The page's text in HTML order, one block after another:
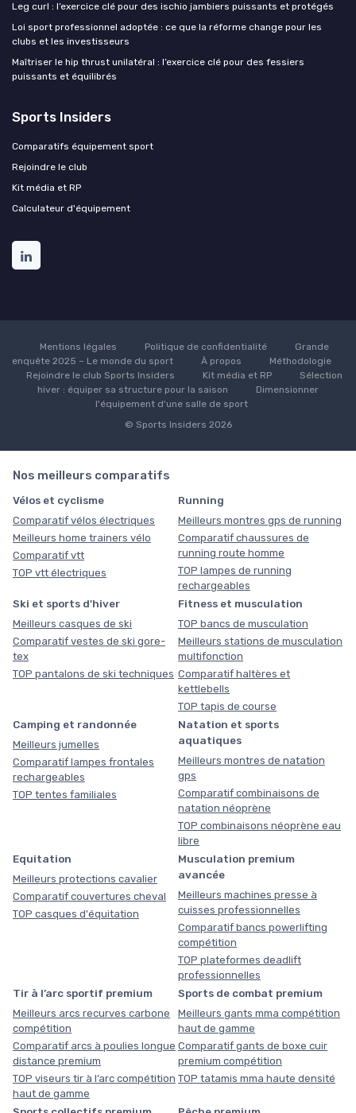
Leg curl : l’exercice clé pour des ischio jambiers puissants et protégés
Loi sport professionnel adoptée : ce que la réforme change pour les
clubs et les investisseurs
Maîtriser le hip thrust unilatéral : l’exercice clé pour des fessiers
puissants et équilibrés
Sports Insiders
Comparatifs équipement sport
Rejoindre le club
Kit média et RP
Calculateur d'équipement
Mentions légales Politique de confidentialité
Grande
enquête 2025 – Le monde du sport
À propos
Méthodologie
Rejoindre le club Sports Insiders
Kit média et RP
Sélection
hiver : équiper sa structure pour la saison
Dimensionner
l'équipement d'une salle de sport
© Sports Insiders 2026
Nos meilleurs comparatifs
Vélos et cyclisme
Comparatif vélos électriques
Meilleurs home trainers vélo
Comparatif vtt
TOP vtt électriques
Running
Meilleurs montres gps de running
Comparatif chaussures de
running route homme
TOP lampes de running
rechargeables
Ski et sports d'hiver
Meilleurs casques de ski
Comparatif vestes de ski gore-
tex
TOP pantalons de ski techniques
Fitness et musculation
TOP bancs de musculation
Meilleurs stations de musculation
multifonction
Comparatif haltères et
kettlebells
TOP tapis de course
Camping et randonnée
Meilleurs jumelles
Comparatif lampes frontales
rechargeables
TOP tentes familiales
Natation et sports
aquatiques
Meilleurs montres de natation
gps
Comparatif combinaisons de
natation néoprène
TOP combinaisons néoprène eau
libre
Equitation
Meilleurs protections cavalier
Comparatif couvertures cheval
TOP casques d'équitation
Musculation premium
avancée
Meilleurs machines presse à
cuisses professionnelles
Comparatif bancs powerlifting
compétition
TOP plateformes deadlift
professionnelles
Tir à l’arc sportif premium
Meilleurs arcs recurves carbone
compétition
Comparatif arcs à poulies longue
distance premium
TOP viseurs tir à l’arc compétition
haut de gamme
Sports de combat premium
Meilleurs gants mma compétition
haut de gamme
Comparatif gants de boxe cuir
premium compétition
TOP tatamis mma haute densité